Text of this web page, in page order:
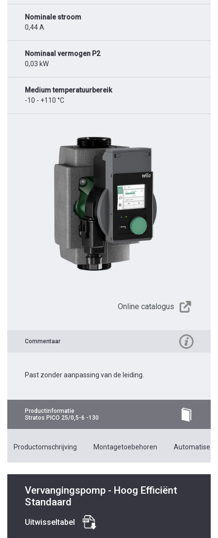
Nominale stroom
0,44 A
Nominaal vermogen P2
0,03 kW
Medium temperatuurbereik
-10 - +110 °C
Online catalogus
Commentaar
Past zonder aanpassing van de leiding.
Productinformatie
Stratos PICO 25/0,5-6 -130
Productomschrijving Montagetoebehoren
Vervangingspomp - Hoog Efficiënt
Standaard
Uitwisseltabel